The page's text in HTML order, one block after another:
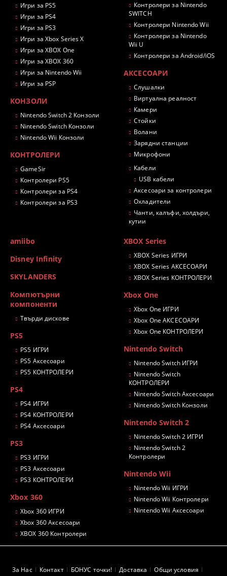
Игри за PS5
Игри за PS4
Игри за PS3
Игри за Xbox Series X
Игри за XBOX One
Игри за XBOX 360
Игри за Nintendo Wii
Игри за PSP
КОНЗОЛИ
Nintendo Switch 2 Конзоли
Nintendo Switch Конзоли
Nintendo Wii Конзоли
КОНТРОЛЕРИ
GameSir
Контролери PS5
Контролери за PS4
Контролери за PS3
Контролери за Nintendo
SWITCH
Контролери Nintendo Wii
Контролери за Nintendo
Wii U
Контролери за Android/iOS
АКСЕСОАРИ
Слушалки
Виртуална реалност
Камери
Стойки
Волани
Зарядни станции
Микрофони
Кабели
USB кабели
Аксесоари за контролери
Охладители
Чанти, калъфи, холдъри,
кутии
amiibo
Disney Infinity
SKYLANDERS
Компютърни
компоненти
Твърди дискове
PS5
PS5 ИГРИ
PS5 Аксесоари
PS5 КОНТРОЛЕРИ
PS4
PS4 ИГРИ
PS4 КОНТРОЛЕРИ
PS4 Аксесоари
PS3
PS3 ИГРИ
PS3 Аксесоари
PS3 КОНТРОЛЕРИ
Xbox 360
Xbox 360 ИГРИ
Xbox 360 Аксесоари
XBOX 360 Контролери
XBOX Series
XBOX Series ИГРИ
XBOX Series АКСЕСОАРИ
XBOX Series КОНТРОЛЕРИ
Xbox One
Xbox One ИГРИ
Xbox One АКСЕСОАРИ
Xbox One КОНТРОЛЕРИ
Nintendo Switch
Nintendo Switch ИГРИ
Nintendo Switch
КОНТРОЛЕРИ
Nintendo Switch Аксесоари
Nintendo Switch Конзоли
Nintendo Switch 2
Nintendo Switch 2 ИГРИ
Nintendo Switch 2
Контролери
Nintendo Wii
Nintendo Wii ИГРИ
Nintendo Wii Контролери
Nintendo Wii Аксесоари
За Нас Контакт БОНУС точки! Доставка Общи условия